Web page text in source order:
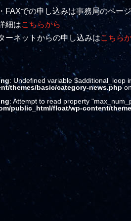
FAXでの申し込みは事務局のページ
細はこちらから
ーネットからの申し込みはこちら
: Undefined variable $additional_loop
themes/basic/category-news.php
: Attempt to read property
public_html/float/wp-content/